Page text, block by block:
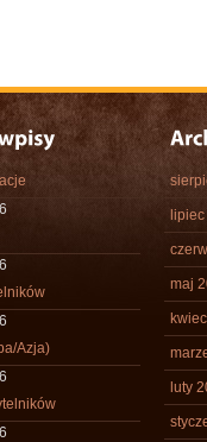
Azja)
maj
luty